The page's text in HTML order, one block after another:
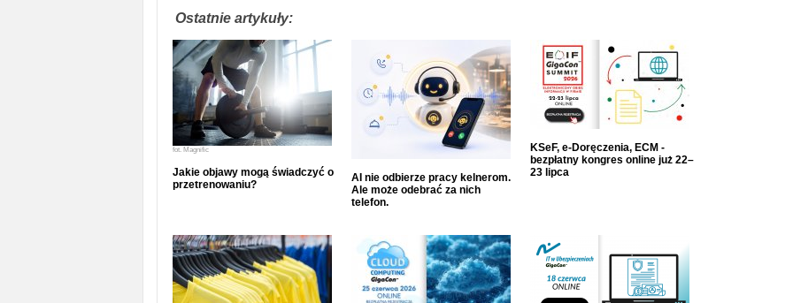
Ostatnie artykuły:
fot. Magnific
Jakie objawy mogą świadczyć o
przetrenowaniu?
AI nie odbierze pracy kelnerom.
Ale może odebrać za nich
telefon.
KSeF, e-Doręczenia, ECM -
bezpłatny kongres online już 22–
23 lipca